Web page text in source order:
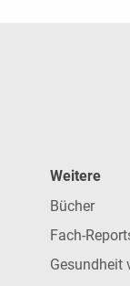
Weitere
Bücher
Fach-
Gesundheit